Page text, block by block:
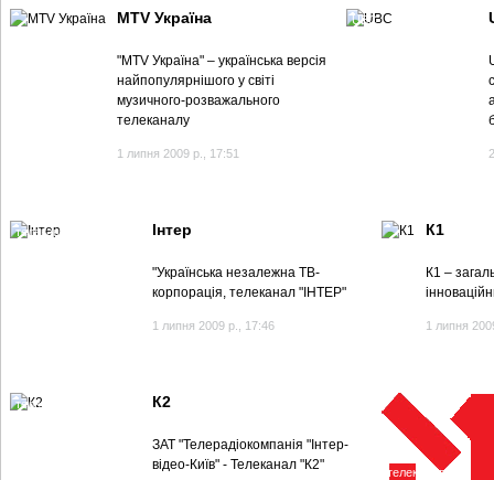
MTV Україна
"MTV Україна" – українська версія
найпопулярнішого у світі
музичного-розважального
телеканалу
1 липня 2009 р., 17:51
UBC
телеканал Інтер Інтер
"Українська незалежна ТВ-
корпорація, телеканал "ІНТЕР"
1 липня 2009 р., 17:46
К1
К1 –
1 липня
телеканал К2 К2
ЗАТ "Телерадіокомпанія "Інтер-
відео-Київ" - Телеканал "К2"
телеканал М1